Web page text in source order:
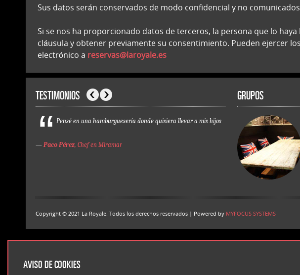
Sus datos serán conservados de modo confidencial y no
Si se nos ha proporcionado datos de terceros, la persona que lo
cláusula y obtener previamente su consentimiento. Pueden ejercer
electrónico a reservas@laroyale.es
TESTIMONIOS
Pensé en una hamburguesería donde quisiera llevar a mis hijos
— Paco Pérez, Chef en Miramar
AnteriorSiguiente GRUPOS
Copyright © 2021 La Royale. Todos los derechos reservados | Powered by MYFOCUS SYSTEMS
AVISO DE COOKIES